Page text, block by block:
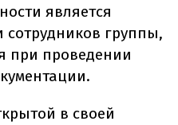
является
сотрудников группы,
при проведении
в своей